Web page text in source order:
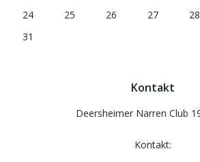
24
25 26 27 28
31
Kontakt
Deersheimer Narren Club
Kontakt: